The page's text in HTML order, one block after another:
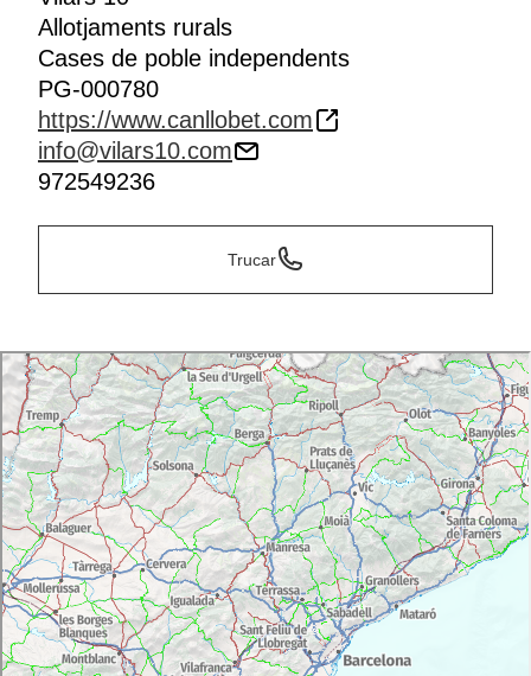
Allotjaments rurals
Cases de poble independents
PG-000780
https://www.canllobet.com
info@vilars10.com
972549236
Trucar